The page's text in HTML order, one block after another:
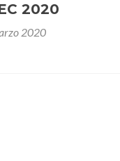
2020
2020